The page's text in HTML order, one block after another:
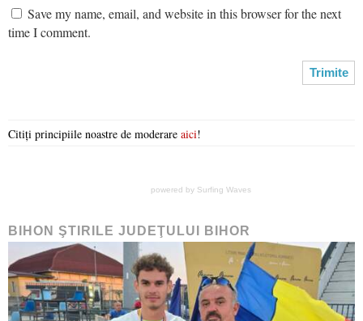
Save my name, email, and website in this browser for the next
time I comment.
Citiți principiile noastre de moderare aici!
powered by Surfing Waves
BIHON ŞTIRILE JUDEŢULUI BIHOR